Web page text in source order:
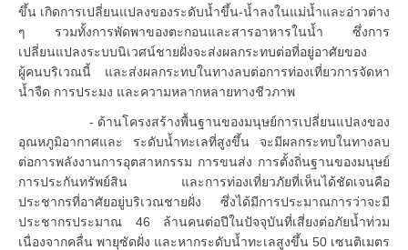
ขึ้น เกิดการเปลี่ยนแปลงของระดับน้ำขึ้น-น้ำลงในแม่น้ำและอ่าวต่าง
ๆ รวมทั้งการพัดพาของตะกอนและสารอาหารในน้ำ ซึ่งการ
เปลี่ยนแปลงระบบนิเวศน์ชายฝั่งจะส่งผลกระทบต่อที่อยู่อาศัยของ
ผู้คนบริเวณนี้ และส่งผลกระทบในทางลบต่อการท่องเที่ยวการจัดหา
น้ำจืด การประมง และความหลากหลายทางชีวภาพ
- ด้านโครงสร้างพื้นฐานของมนุษย์การเปลี่ยนแปลงของ
อุณหภูมิอากาศและ ระดับน้ำทะเลที่สูงขึ้น จะมีผลกระทบในทางลบ
ต่อการพลังงานการอุตสาหกรรม การขนส่ง การตั้งถิ่นฐานของมนุษย์
การประกันทรัพย์สิน และการท่องเที่ยวภัยที่เห็นได้ชัดเจนคือ
ประชากรที่อาศัยอยู่บริเวณชายฝั่ง ซึ่งได้มีการประมาณการว่าจะมี
ประชากรประมาณ 46 ล้านคนต่อปีในปัจจุบันที่เสี่ยงต่อภัยน้ำท่วม
เนื่องจากคลื่น พายุซัดฝั่ง และหากระดับน้ำทะเลสูงขึ้น 50 เซนติเมตร